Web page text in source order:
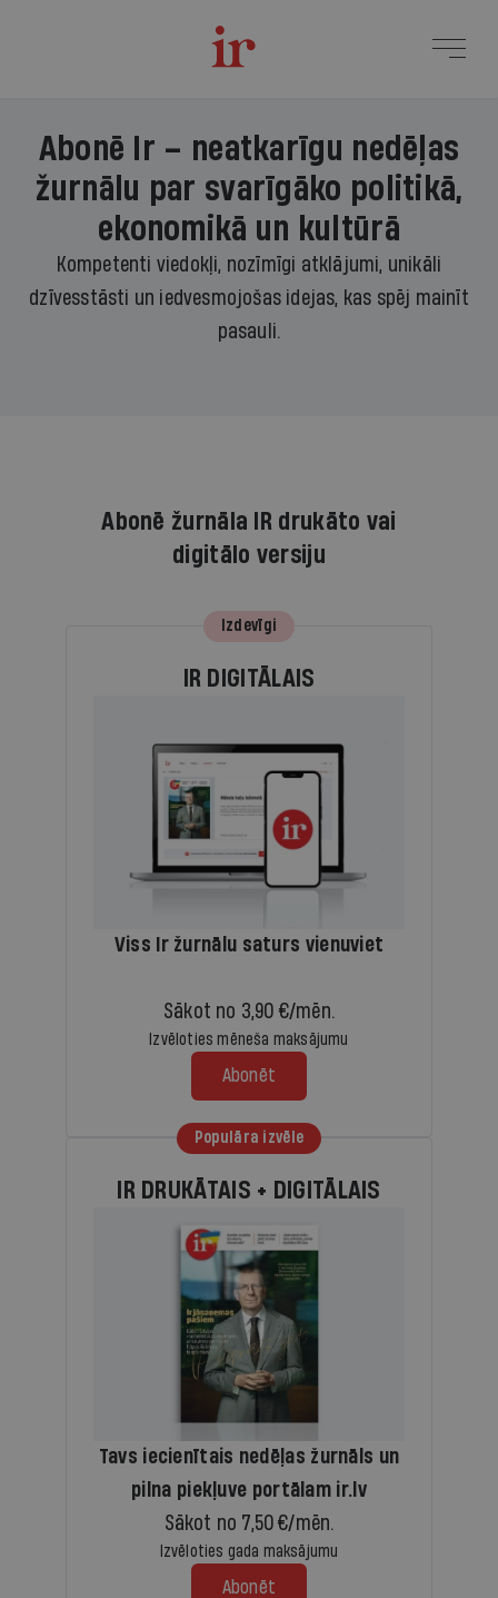
Abonē Ir – neatkarīgu nedēļas
žurnālu par svarīgāko politikā,
ekonomikā un kultūrā
Kompetenti viedokļi, nozīmīgi atklājumi, unikāli
dzīvesstāsti un iedvesmojošas idejas, kas spēj mainīt
pasauli.
Abonē žurnāla IR drukāto vai
digitālo versiju
Izdevīgi
IR DIGITĀLAIS
Viss Ir žurnālu saturs vienuviet
Sākot no 3,90 €/mēn.
Izvēloties mēneša maksājumu
Abonēt
Populāra izvēle
IR DRUKĀTAIS + DIGITĀLAIS
Tavs iecienītais nedēļas žurnāls un
pilna piekļuve portālam ir.lv
Sākot no 7,50 €/mēn.
Izvēloties gada maksājumu
Abonēt